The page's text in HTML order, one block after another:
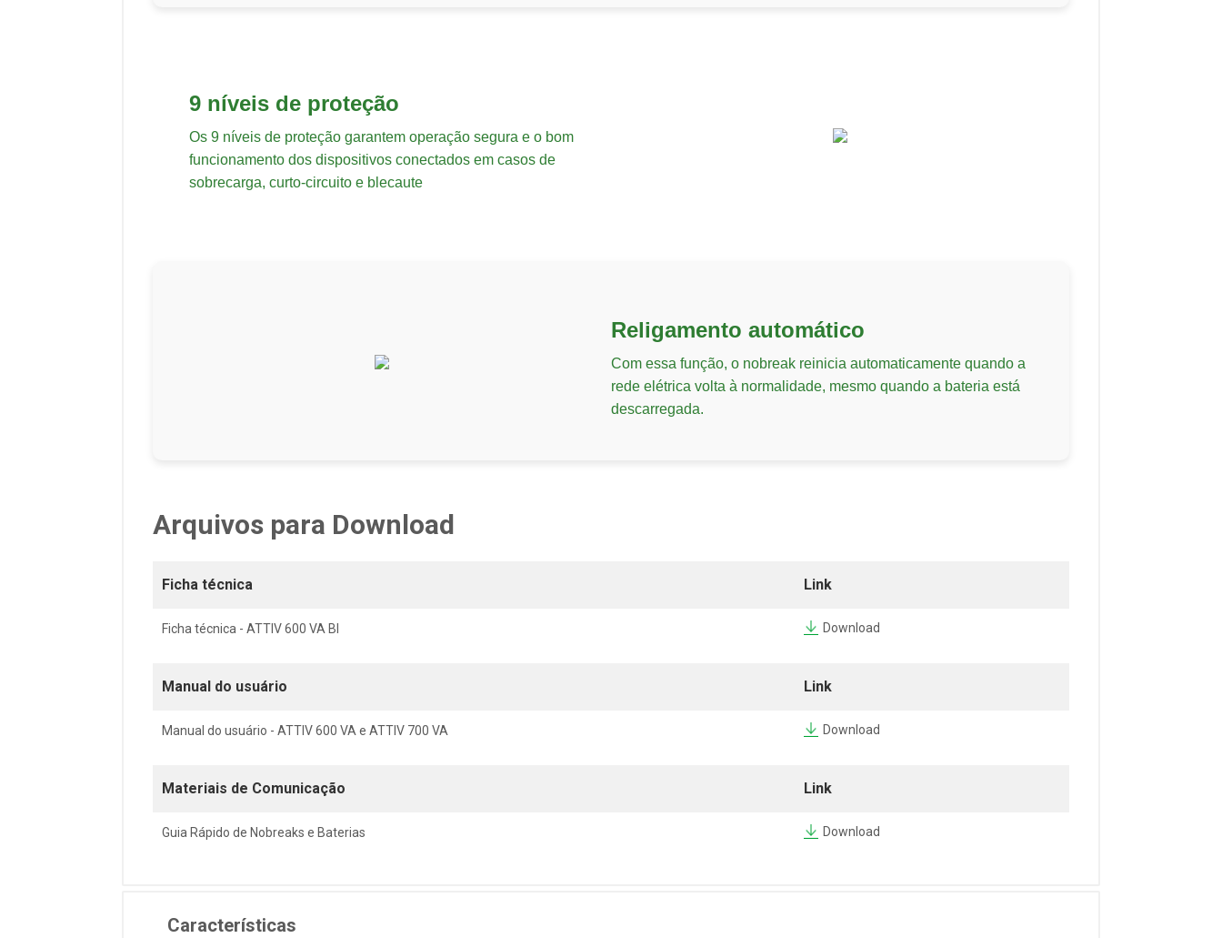
9 níveis de proteção
Os 9 níveis de proteção garantem operação segura e o bom
funcionamento dos dispositivos conectados em casos de
sobrecarga, curto-circuito e blecaute
Religamento automático
Com essa função, o nobreak reinicia automaticamente quando a
rede elétrica volta à normalidade, mesmo quando a bateria está
descarregada.
Arquivos para Download
Ficha técnica Link
Ficha técnica - ATTIV 600 VA BI Download
Manual do usuário Link
Manual do usuário - ATTIV 600 VA e ATTIV 700 VA Download
Materiais de Comunicação Link
Guia Rápido de Nobreaks e Baterias Download
Características